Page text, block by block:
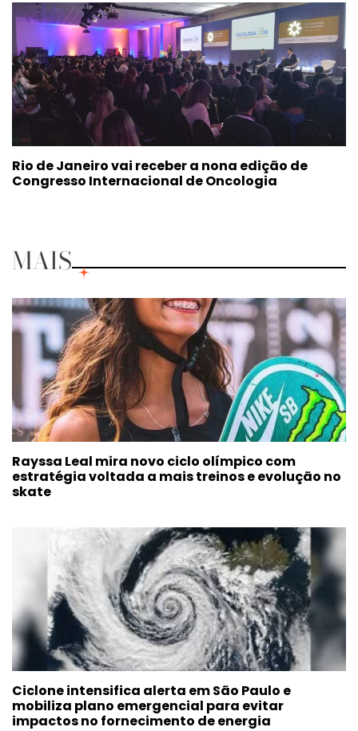
Rio de Janeiro vai receber a nona edição de
Congresso Internacional de Oncologia
MAIS
Rayssa Leal mira novo ciclo olímpico com
estratégia voltada a mais treinos e evolução no
skate
Ciclone intensifica alerta em São Paulo e
mobiliza plano emergencial para evitar
impactos no fornecimento de energia